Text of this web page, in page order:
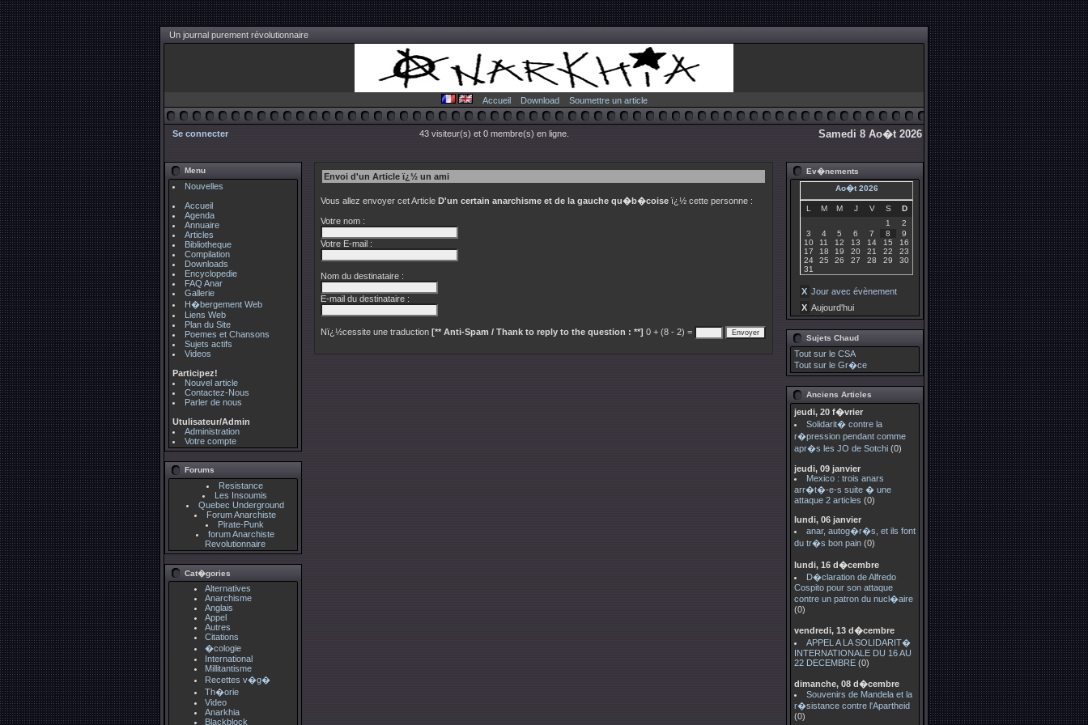
Un journal purement révolutionnaire
Accueil Download Soumettre un article
Se connecter 43 visiteur(s) et 0 membre(s) en ligne. Samedi 8 Ao�t 2026
Menu
Nouvelles
Accueil
Agenda
Annuaire
Articles
Bibliotheque
Compilation
Downloads
Encyclopedie
FAQ Anar
Gallerie
H�bergement Web
Liens Web
Plan du Site
Poemes et Chansons
Sujets actifs
Videos
Participez!
Nouvel article
Contactez-Nous
Parler de nous
Utulisateur/Admin
Administration
Votre compte
Forums
Resistance
Les Insoumis
Quebec Underground
Forum Anarchiste
Pirate-Punk
forum Anarchiste
Revolutionnaire
Cat�gories
Alternatives
Anarchisme
Anglais
Appel
Autres
Citations
�cologie
International
Millitantisme
Recettes v�g�
Th�orie
Video
Anarkhia
Blackblock
Envoi d'un Article ï¿½ un ami
Vous allez envoyer cet Article D'un certain anarchisme et de la gauche qu�b�coise ï¿½ cette personne :
Votre nom :
Votre E-mail :
Nom du destinataire :
E-mail du destinataire :
Nï¿½cessite une traduction [** Anti-Spam / Thank to reply to the question : **] 0 + (8 - 2) =
Ev�nements
Ao�t 2026
L M M J V S
D
1
2
3
4 5 6 7 8
9
10
11 12 13 14 15
16
17
18 19 20 21 22
23
24
25 26 27 28 29
30
31
X Jour avec évènement
X Aujourd'hui
Sujets Chaud
Tout sur le CSA
Tout sur le Gr�ce
Anciens Articles
jeudi, 20 f�vrier
Solidarit� contre la
r�pression pendant comme
apr�s les JO de Sotchi (0)
jeudi, 09 janvier
Mexico : trois anars
arr�t�-e-s suite � une
attaque 2 articles (0)
lundi, 06 janvier
anar, autog�r�s, et ils font
du tr�s bon pain (0)
lundi, 16 d�cembre
D�claration de Alfredo
Cospito pour son attaque
contre un patron du nucl�aire
(0)
vendredi, 13 d�cembre
APPEL A LA SOLIDARIT�
INTERNATIONALE DU 16 AU
22 DECEMBRE (0)
dimanche, 08 d�cembre
Souvenirs de Mandela et la
r�sistance contre l'Apartheid
(0)